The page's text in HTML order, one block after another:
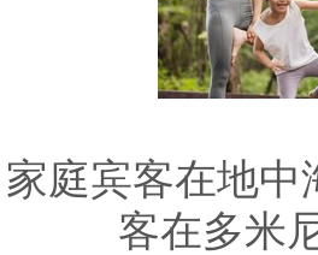
家庭宾客在地
客在多米